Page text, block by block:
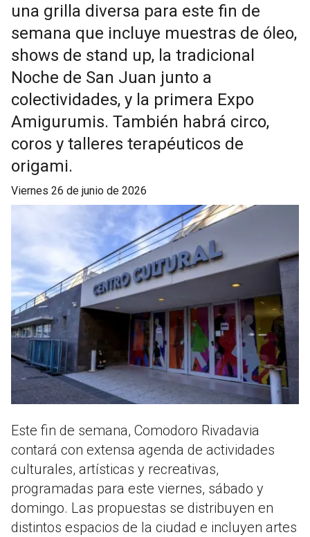
una grilla diversa para este fin de
semana que incluye muestras de óleo,
shows de stand up, la tradicional
Noche de San Juan junto a
colectividades, y la primera Expo
Amigurumis. También habrá circo,
coros y talleres terapéuticos de
origami.
viernes 26 de junio de 2026
Este fin de semana, Comodoro Rivadavia
contará con extensa agenda de actividades
culturales, artísticas y recreativas,
programadas para este viernes, sábado y
domingo. Las propuestas se distribuyen en
distintos espacios de la ciudad e incluyen artes